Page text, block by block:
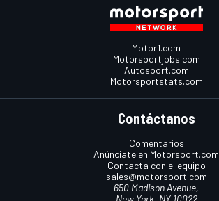
Motor1.com
Motorsportjobs.com
Autosport.com
Motorsportstats.com
Contáctanos
Comentarios
Anúnciate en Motorsport.com
Contacta con el equipo
sales@motorsport.com
650 Madison Avenue,